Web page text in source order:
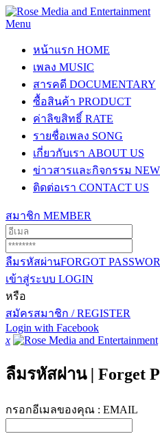
Menu
หน้าแรก HOME
เพลง MUSIC
สารคดี DOCUMENTARY
ซื้อสินค้า PRODUCT
ค่าลิขสิทธิ์ RATE
รายชื่อเพลง SONG
เกี่ยวกับเรา ABOUT US
ข่าวสารและกิจกรรม
ติดต่อเรา CONTACT US
สมาชิก MEMBER
ลืมรหัสผ่านFORGOT
เข้าสู่ระบบ LOGIN
หรือ
สมัครสมาชิก / REGISTER
Login with Facebook
x
ลืมรหัสผ่าน | Forget
กรอกอีเมลของคุณ : EMAIL